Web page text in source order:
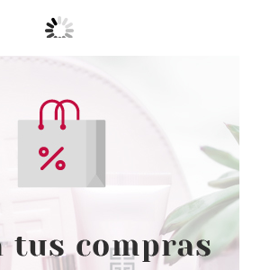
ESSENCE
ESSENCE JUICY BOMB